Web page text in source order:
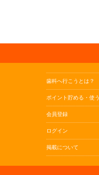
歯科へ行こうとは？
ポイント貯める・使う
会員登録
ログイン
掲載について